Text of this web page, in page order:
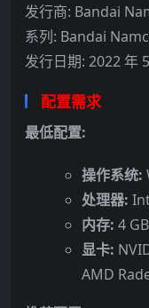
发行商: Bandai
系列: Bandai
发行日期: 2022 年
配置需求
最低配置:
操作系统:
处理器:
内存: 4
显卡:
AMD